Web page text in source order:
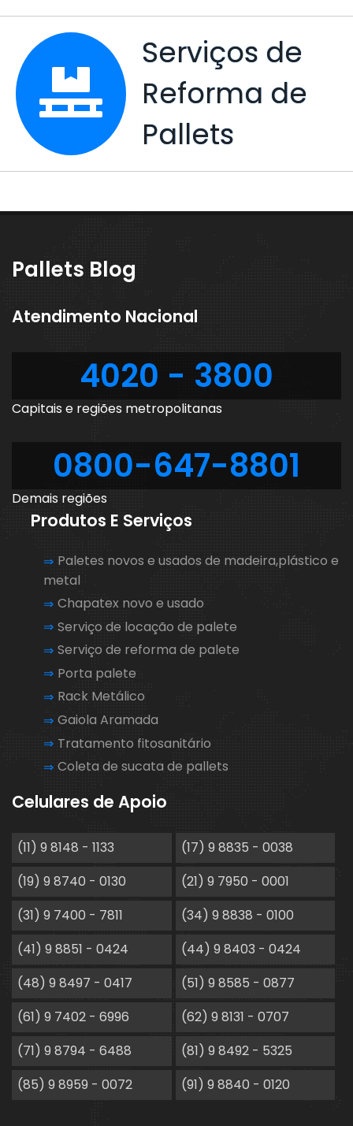
Serviços de
Reforma de
Pallets
Pallets Blog
Atendimento Nacional
4020 - 3800
Capitais e regiões metropolitanas
0800-647-8801
Demais regiões
Produtos E Serviços
Paletes novos e usados de madeira,plástico e
metal
Chapatex novo e usado
Serviço de locação de palete
Serviço de reforma de palete
Porta palete
Rack Metálico
Gaiola Aramada
Tratamento fitosanitário
Coleta de sucata de pallets
Celulares de Apoio
(11) 9 8148 - 1133
(17) 9 8835 - 0038
(19) 9 8740 - 0130
(21) 9 7950 - 0001
(31) 9 7400 - 7811
(34) 9 8838 - 0100
(41) 9 8851 - 0424
(44) 9 8403 - 0424
(48) 9 8497 - 0417
(51) 9 8585 - 0877
(61) 9 7402 - 6996
(62) 9 8131 - 0707
(71) 9 8794 - 6488
(81) 9 8492 - 5325
(85) 9 8959 - 0072
(91) 9 8840 - 0120